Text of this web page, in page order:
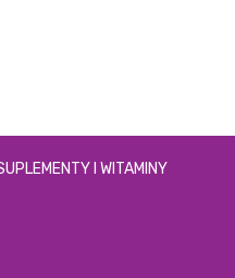
I WITAMINY